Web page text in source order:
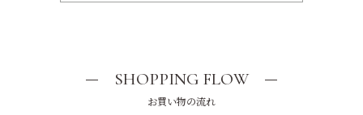
SHOPPING FLOW
お買い物の流れ